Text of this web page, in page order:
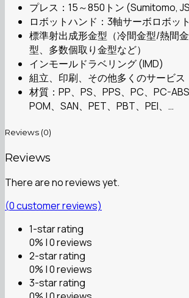
プレス：15～850トン (Sumitomo,
ロボットハンド：3軸サーボロボッ
標準射出成形金型（冷間金型/熱間
型、多数個取り金型など）
インモールドラベリング (IMD)
組立、印刷、その他多くのサービス
材質：PP、PS、PPS、PC、PC-ABS
POM、SAN、PET、PBT、PEI、…
Reviews (0)
Reviews
There are no reviews yet.
(0customer reviews)
1-star rating
0% | 0 reviews
2-star rating
0% | 0 reviews
3-star rating